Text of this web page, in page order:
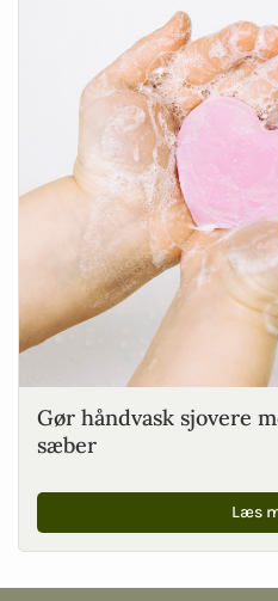
Gør håndvask sjovere
sæber
Læs